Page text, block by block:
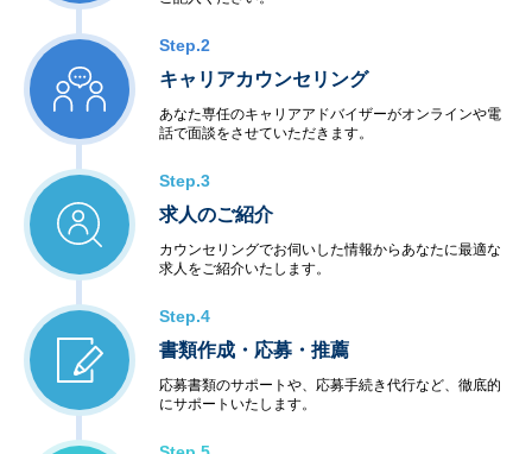
Step.2
キャリアカウンセリング
あなた専任のキャリアアドバイザーがオンラインや電
話で面談をさせていただきます。
Step.3
求人のご紹介
カウンセリングでお伺いした情報からあなたに最適な
求人をご紹介いたします。
Step.4
書類作成・応募・推薦
応募書類のサポートや、応募手続き代行など、徹底的
にサポートいたします。